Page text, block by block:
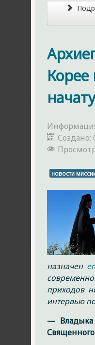
Создано:
новости
назначен
приходов
интервью
— Владыка